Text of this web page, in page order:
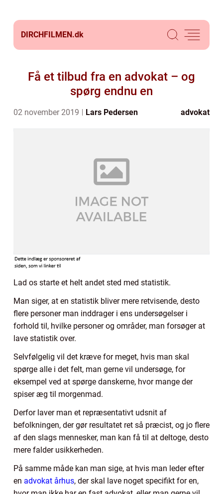
DIRCHFILMEN.dk
Få et tilbud fra en advokat – og
spørg endnu en
02 november 2019 Lars Pedersen advokat
Lad os starte et helt andet sted med statistik.
Man siger, at en statistik bliver mere retvisende, desto
flere personer man inddrager i ens undersøgelser i
forhold til, hvilke personer og områder, man forsøger at
lave statistik over.
Selvfølgelig vil det kræve for meget, hvis man skal
spørge alle i det felt, man gerne vil undersøge, for
eksempel ved at spørge danskerne, hvor mange der
spiser æg til morgenmad.
Derfor laver man et repræsentativt udsnit af
befolkningen, der gør resultatet ret så præcist, og jo flere
af den slags mennesker, man kan få til at deltoge, desto
mere falder usikkerheden.
På samme måde kan man sige, at hvis man leder efter
en advokat århus, der skal lave noget specifikt for en,